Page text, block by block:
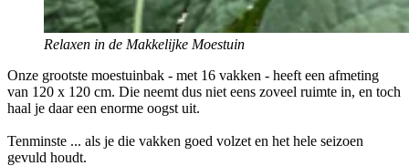
Relaxen in de Makkelijke Moestuin
Onze grootste moestuinbak - met 16 vakken - heeft een afmeting
van 120 x 120 cm. Die neemt dus niet eens zoveel ruimte in, en toch
haal je daar een enorme oogst uit.
Tenminste ... als je die vakken goed volzet en het hele seizoen
gevuld houdt.